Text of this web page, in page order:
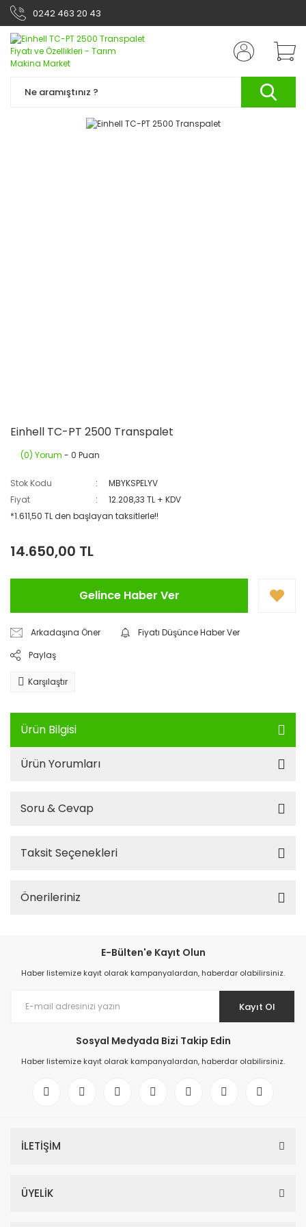
0242 463 20 43
Einhell TC-PT 2500 Transpalet
(0) Yorum - 0 Puan
Stok Kodu
MBYKSPELYV
Fiyat
12.208,33 TL + KDV
*1.611,50 TL den başlayan taksitlerle!!
14.650,00 TL
Gelince Haber Ver
Arkadaşına Öner
Fiyatı Düşünce Haber Ver
Paylaş
Karşılaştır
Ürün Bilgisi
Ürün Yorumları
Soru & Cevap
Taksit Seçenekleri
Önerileriniz
E-Bülten'e Kayıt Olun
Haber listemize kayıt olarak kampanyalardan, haberdar olabilirsiniz.
Kayıt Ol
Sosyal Medyada Bizi Takip Edin
Haber listemize kayıt olarak kampanyalardan, haberdar olabilirsiniz.
İLETİŞİM
ÜYELİK